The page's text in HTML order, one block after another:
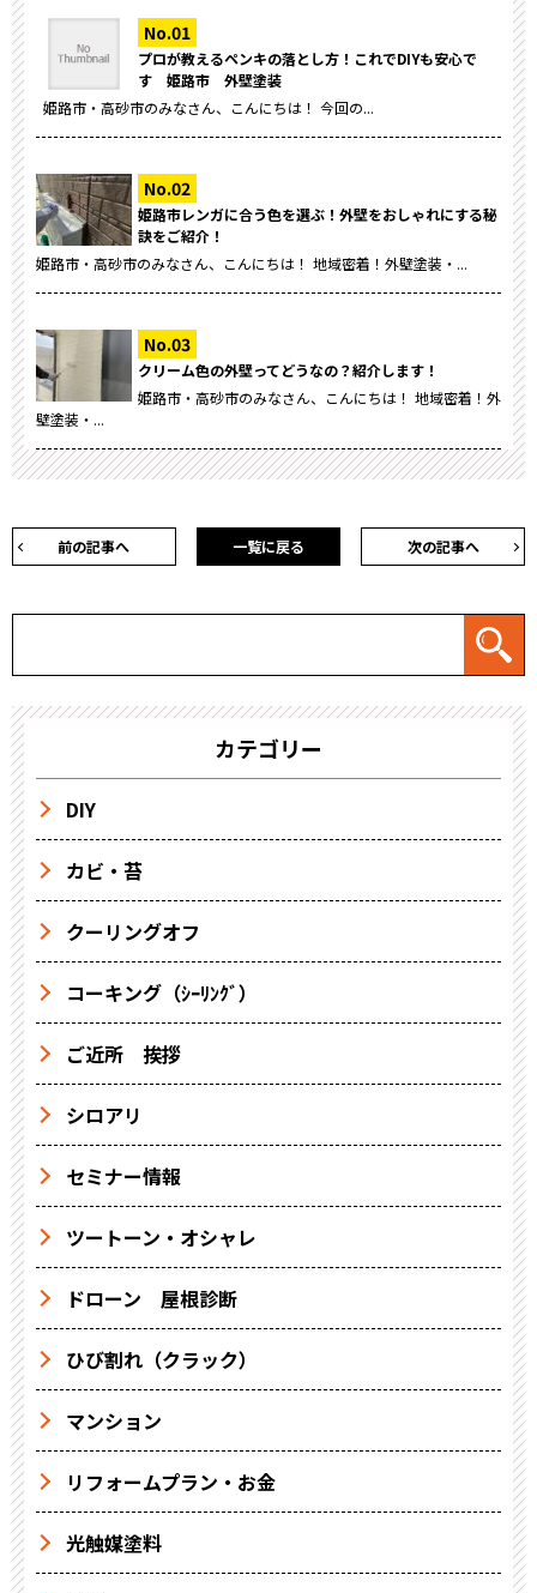
プロが教えるペンキの落とし方！これでDIYも安心で
す 姫路市 外壁塗装
姫路市・高砂市のみなさん、こんにちは！ 今回の...
姫路市レンガに合う色を選ぶ！外壁をおしゃれにする秘
訣をご紹介！
姫路市・高砂市のみなさん、こんにちは！ 地域密着！外壁塗装・...
クリーム色の外壁ってどうなの？紹介します！
姫路市・高砂市のみなさん、こんにちは！ 地域密着！外
壁塗装・...
前の記事へ 次の記事へ
一覧に戻る
カテゴリー
DIY
カビ・苔
クーリングオフ
コーキング（ｼｰﾘﾝｸﾞ）
ご近所 挨拶
シロアリ
セミナー情報
ツートーン・オシャレ
ドローン 屋根診断
ひび割れ（クラック）
マンション
リフォームプラン・お金
光触媒塗料